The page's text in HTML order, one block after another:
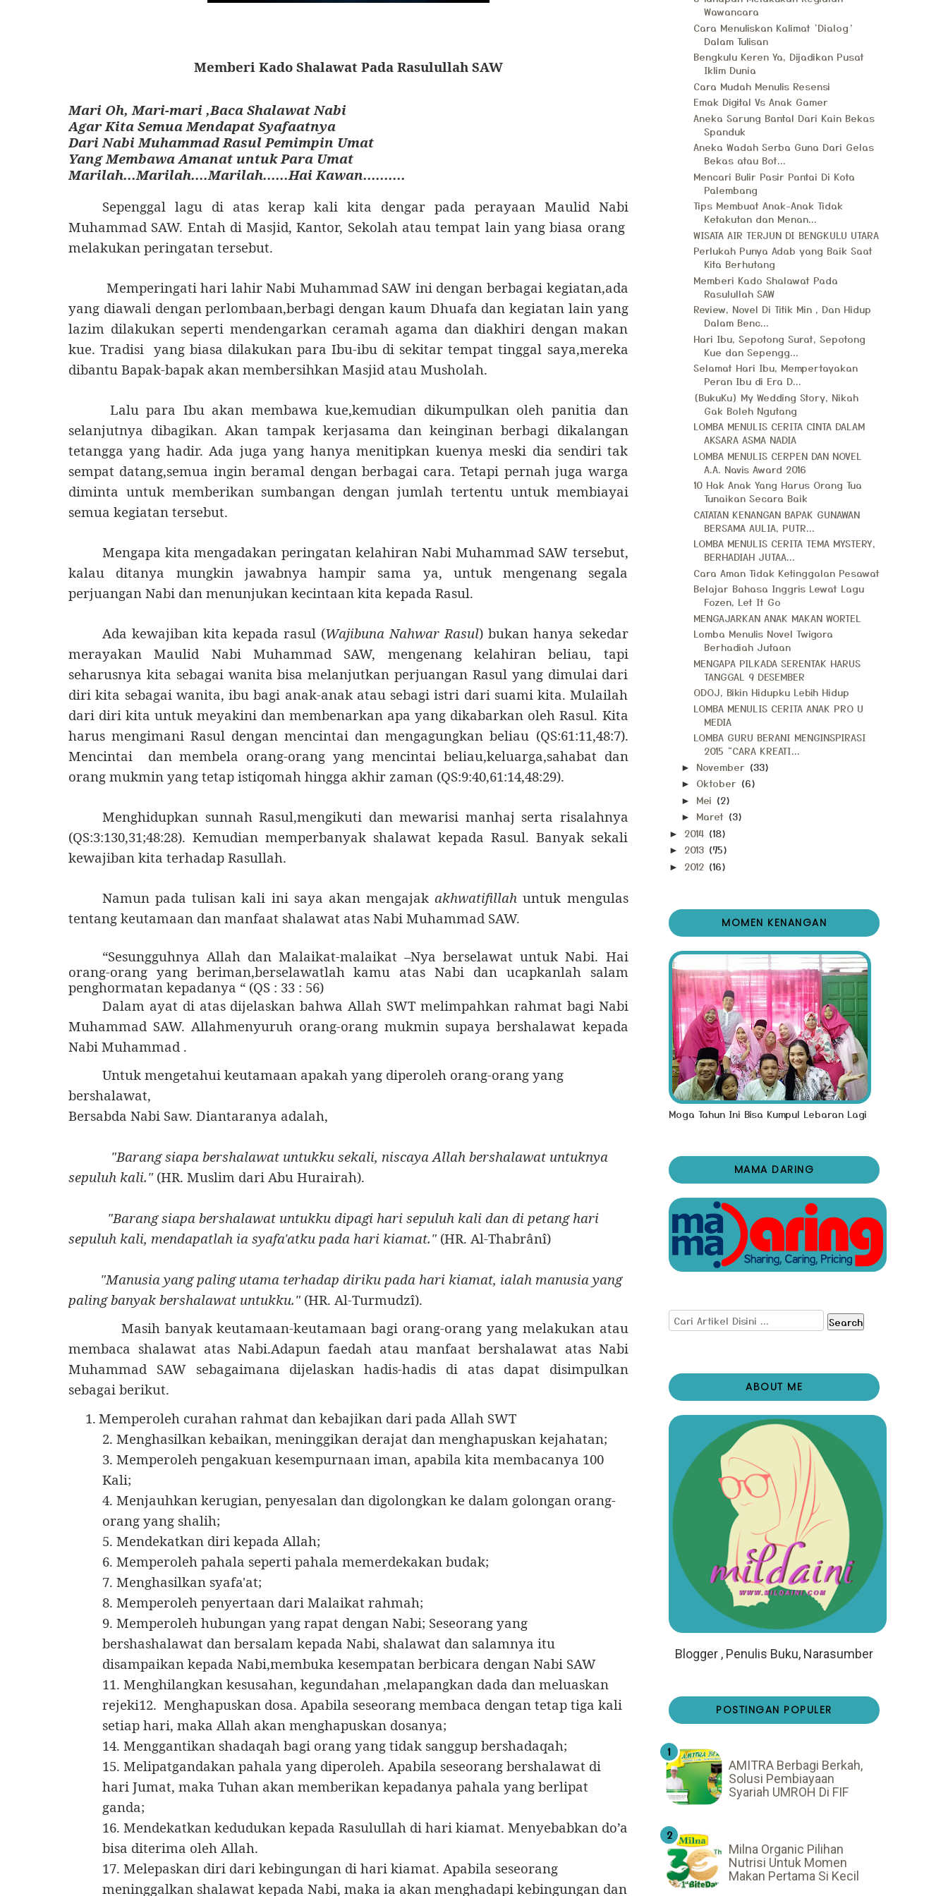
Memberi Kado Shalawat Pada Rasulullah SAW
Mari Oh, Mari-mari ,Baca Shalawat Nabi
Agar Kita Semua Mendapat Syafaatnya
Dari Nabi Muhammad Rasul Pemimpin Umat
Yang Membawa Amanat untuk Para Umat
Marilah...Marilah....Marilah......Hai Kawan..........
Sepenggal lagu di atas kerap kali kita dengar pada perayaan Maulid Nabi
Muhammad SAW. Entah di Masjid, Kantor, Sekolah atau tempat lain yang biasa orang
melakukan peringatan tersebut.
Memperingati hari lahir Nabi Muhammad SAW ini dengan berbagai kegiatan,ada
yang diawali dengan perlombaan,berbagi dengan kaum Dhuafa dan kegiatan lain yang
lazim dilakukan seperti mendengarkan ceramah agama dan diakhiri dengan makan
kue. Tradisi yang biasa dilakukan para Ibu-ibu di sekitar tempat tinggal saya,mereka
dibantu Bapak-bapak akan membersihkan Masjid atau Musholah.
Lalu para Ibu akan membawa kue,kemudian dikumpulkan oleh panitia dan
selanjutnya dibagikan. Akan tampak kerjasama dan keinginan berbagi dikalangan
tetangga yang hadir. Ada juga yang hanya menitipkan kuenya meski dia sendiri tak
sempat datang,semua ingin beramal dengan berbagai cara. Tetapi pernah juga warga
diminta untuk memberikan sumbangan dengan jumlah tertentu untuk membiayai
semua kegiatan tersebut.
Mengapa kita mengadakan peringatan kelahiran Nabi Muhammad SAW tersebut,
kalau ditanya mungkin jawabnya hampir sama ya, untuk mengenang segala
perjuangan Nabi dan menunjukan kecintaan kita kepada Rasul.
Ada kewajiban kita kepada rasul (Wajibuna Nahwar Rasul) bukan hanya sekedar
merayakan Maulid Nabi Muhammad SAW, mengenang kelahiran beliau, tapi
seharusnya kita sebagai wanita bisa melanjutkan perjuangan Rasul yang dimulai dari
diri kita sebagai wanita, ibu bagi anak-anak atau sebagi istri dari suami kita. Mulailah
dari diri kita untuk meyakini dan membenarkan apa yang dikabarkan oleh Rasul. Kita
harus mengimani Rasul dengan mencintai dan mengagungkan beliau (QS:61:11,48:7).
Mencintai
dan membela orang-orang yang mencintai beliau,keluarga,sahabat dan
orang mukmin yang tetap istiqomah hingga akhir zaman (QS:9:40,61:14,48:29).
Menghidupkan sunnah Rasul,mengikuti dan mewarisi manhaj serta risalahnya
(QS:3:130,31;48:28). Kemudian memperbanyak shalawat kepada Rasul. Banyak sekali
kewajiban kita terhadap Rasullah.
Namun pada tulisan kali ini saya akan mengajakakhwatifillah untuk mengulas
tentang keutamaan dan manfaat shalawat atas Nabi Muhammad SAW.
“Sesungguhnya Allah dan Malaikat-malaikat –Nya berselawat untuk Nabi. Hai
orang-orang yang beriman,berselawatlah kamu atas Nabi dan ucapkanlah salam
penghormatan kepadanya “ (QS : 33 : 56)
Dalam ayat di atas dijelaskan bahwa Allah SWT melimpahkan rahmat bagi Nabi
Muhammad SAW. Allahmenyuruh orang-orang mukmin supaya bershalawat kepada
Nabi Muhammad .
Untuk mengetahui keutamaan apakah yang diperoleh orang-orang yang
bershalawat,
Bersabda Nabi Saw. Diantaranya adalah,
"Barang siapa bershalawat untukku sekali, niscaya Allah bershalawat untuknya
sepuluh kali."(HR. Muslim dari Abu Hurairah).
"Barang siapa bershalawat untukku dipagi hari sepuluh kali dan di petang hari
sepuluh kali, mendapatlah ia syafa'atku pada hari kiamat."(HR. Al-Thabrânî)
"Manusia yang paling utama terhadap diriku pada hari kiamat, ialah manusia yang
paling banyak bershalawat untukku."(HR. Al-Turmudzî).
Masih banyak keutamaan-keutamaan bagi orang-orang yang melakukan atau
membaca shalawat atas Nabi.Adapun faedah atau manfaat bershalawat atas Nabi
Muhammad SAW sebagaimana dijelaskan hadis-hadis di atas dapat disimpulkan
sebagai berikut.
1. Memperoleh curahan rahmat dan kebajikan dari pada Allah SWT
2. Menghasilkan kebaikan, meninggikan derajat dan menghapuskan kejahatan;
3. Memperoleh pengakuan kesempurnaan iman, apabila kita membacanya 100
Kali;
4. Menjauhkan kerugian, penyesalan dan digolongkan ke dalam golongan orang-
orang yang shalih;
5. Mendekatkan diri kepada Allah;
6. Memperoleh pahala seperti pahala memerdekakan budak;
7. Menghasilkan syafa'at;
8. Memperoleh penyertaan dari Malaikat rahmah;
9. Memperoleh hubungan yang rapat dengan Nabi; Seseorang yang
bershashalawat dan bersalam kepada Nabi, shalawat dan salamnya itu
disampaikan kepada Nabi,membuka kesempatan berbicara dengan Nabi SAW
11. Menghilangkan kesusahan, kegundahan ,melapangkan dada dan meluaskan
rejeki12. Menghapuskan dosa. Apabila seseorang membaca dengan tetap tiga kali
setiap hari, maka Allah akan menghapuskan dosanya;
14. Menggantikan shadaqah bagi orang yang tidak sanggup bershadaqah;
15. Melipatgandakan pahala yang diperoleh. Apabila seseorang bershalawat di
hari Jumat, maka Tuhan akan memberikan kepadanya pahala yang berlipat
ganda;
16. Mendekatkan kedudukan kepada Rasulullah di hari kiamat. Menyebabkan do’a
bisa diterima oleh Allah.
17. Melepaskan diri dari kebingungan di hari kiamat. Apabila seseorang
meninggalkan shalawat kepada Nabi, maka ia akan menghadapi kebingungan dan
Wawancara
Cara Menuliskan Kalimat ‘Dialog’
Dalam Tulisan
Bengkulu Keren Ya, Dijadikan Pusat
Iklim Dunia
Cara Mudah Menulis Resensi
Emak Digital Vs Anak Gamer
Aneka Sarung Bantal Dari Kain Bekas
Spanduk
Aneka Wadah Serba Guna Dari Gelas
Bekas atau Bot...
Mencari Bulir Pasir Pantai Di Kota
Palembang
Tips Membuat Anak-Anak Tidak
Ketakutan dan Menan...
WISATA AIR TERJUN DI BENGKULU UTARA
Perlukah Punya Adab yang Baik Saat
Kita Berhutang
Memberi Kado Shalawat Pada
Rasulullah SAW
Review, Novel Di Titik Min , Dan Hidup
Dalam Benc...
Hari Ibu, Sepotong Surat, Sepotong
Kue dan Sepengg...
Selamat Hari Ibu, Mempertayakan
Peran Ibu di Era D...
{BukuKu} My Wedding Story, Nikah
Gak Boleh Ngutang
LOMBA MENULIS CERITA CINTA DALAM
AKSARA ASMA NADIA
LOMBA MENULIS CERPEN DAN NOVEL
A.A. Navis Award 2016
10 Hak Anak Yang Harus Orang Tua
Tunaikan Secara Baik
CATATAN KENANGAN BAPAK GUNAWAN
BERSAMA AULIA, PUTR...
LOMBA MENULIS CERITA TEMA MYSTERY,
BERHADIAH JUTAA...
Cara Aman Tidak Ketinggalan Pesawat
Belajar Bahasa Inggris Lewat Lagu
Fozen, Let It Go
MENGAJARKAN ANAK MAKAN WORTEL
Lomba Menulis Novel Twigora
Berhadiah Jutaan
MENGAPA PILKADA SERENTAK HARUS
TANGGAL 9 DESEMBER
ODOJ, Bikin Hidupku Lebih Hidup
LOMBA MENULIS CERITA ANAK PRO U
MEDIA
LOMBA GURU BERANI MENGINSPIRASI
2015 “CARA KREATI...
► November (33)
► Oktober (6)
► Mei (2)
► Maret (3)
► 2014 (18)
► 2013 (75)
► 2012 (16)
MOMEN KENANGAN
Moga Tahun Ini Bisa Kumpul Lebaran Lagi
MAMA DARING
Search
ABOUT ME
Blogger , Penulis Buku, Narasumber
POSTINGAN POPULER
AMITRA Berbagi Berkah,
Solusi Pembiayaan
Syariah UMROH Di FIF
Milna Organic Pilihan
Nutrisi Untuk Momen
Makan Pertama Si Kecil